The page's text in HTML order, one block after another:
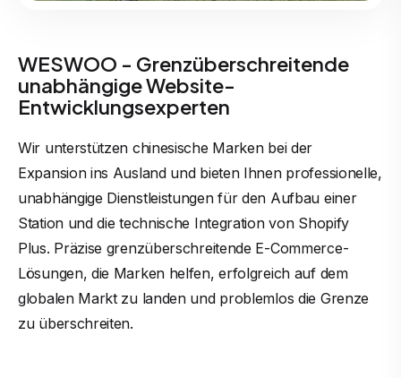
WESWOO - Grenzüberschreitende
unabhängige Website-
Entwicklungsexperten
Wir unterstützen chinesische Marken bei der
Expansion ins Ausland und bieten Ihnen professionelle,
unabhängige Dienstleistungen für den Aufbau einer
Station und die technische Integration von Shopify
Plus. Präzise grenzüberschreitende E-Commerce-
Lösungen, die Marken helfen, erfolgreich auf dem
globalen Markt zu landen und problemlos die Grenze
zu überschreiten.